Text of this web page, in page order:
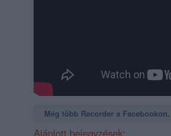
Még több Recorder a
Ajánlott bejegyzések: